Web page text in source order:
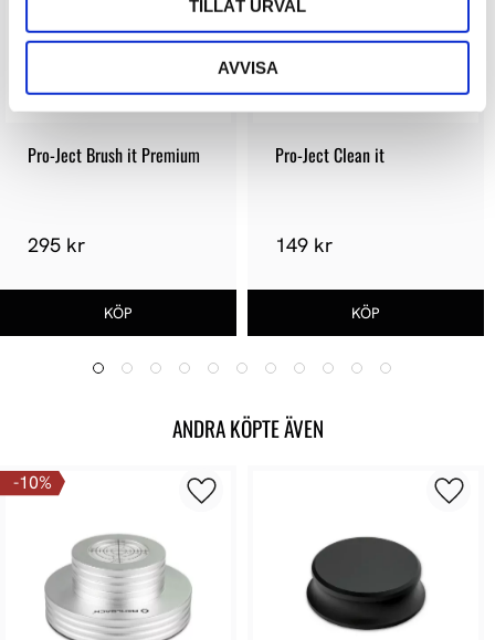
TILLÅT URVAL
AVVISA
Pro-Ject Brush it Premium
295 kr
Pro-Ject Clean it
149 kr
ANDRA KÖPTE ÄVEN
10%